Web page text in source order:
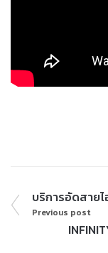
บริการอัดสาย
Previous post